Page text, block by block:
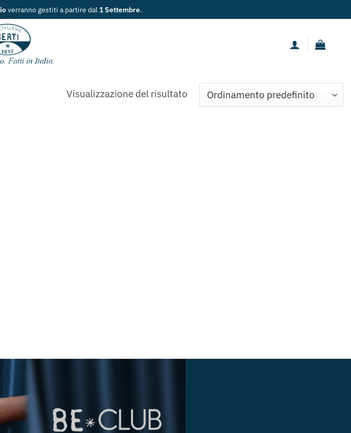
dal1 Settembre.
Visualizzazione del risultato